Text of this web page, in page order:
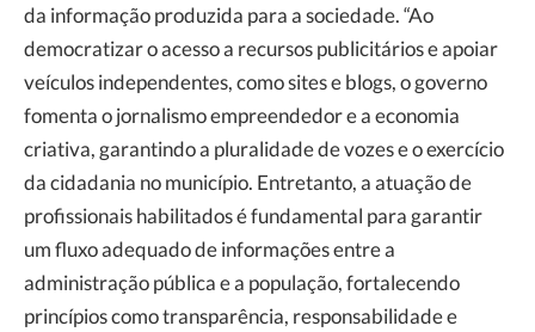
da informação produzida para a sociedade. “Ao
democratizar o acesso a recursos publicitários e apoiar
veículos independentes, como sites e blogs, o governo
fomenta o jornalismo empreendedor e a economia
criativa, garantindo a pluralidade de vozes e o exercício
da cidadania no município. Entretanto, a atuação de
profissionais habilitados é fundamental para garantir
um fluxo adequado de informações entre a
administração pública e a população, fortalecendo
princípios como transparência, responsabilidade e